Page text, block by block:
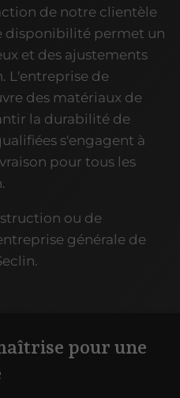
de notre clientèle
disponibilité permet un
et des ajustements
L'entreprise de
des matériaux de
la durabilité de
s'engagent à
pour tous les
ou de
générale de
pour une